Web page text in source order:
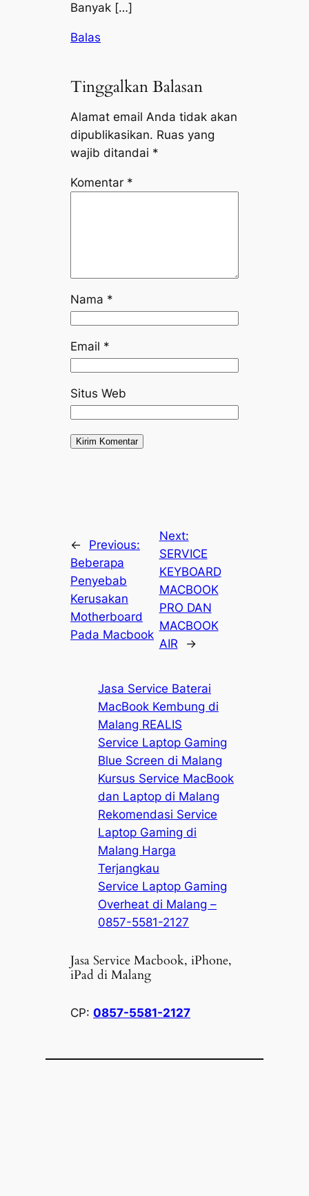
Banyak […]
Balas
Tinggalkan Balasan
Alamat email Anda tidak akan
dipublikasikan. Ruas yang
wajib ditandai *
Komentar *
Nama *
Email *
Situs Web
←
Previous:
Beberapa
Penyebab
Kerusakan
Motherboard
Pada Macbook
Next:
SERVICE
KEYBOARD
MACBOOK
PRO DAN
MACBOOK
AIR
→
Jasa Service Baterai
MacBook Kembung di
Malang REALIS
Service Laptop Gaming
Blue Screen di Malang
Kursus Service MacBook
dan Laptop di Malang
Rekomendasi Service
Laptop Gaming di
Malang Harga
Terjangkau
Service Laptop Gaming
Overheat di Malang –
0857-5581-2127
Jasa Service Macbook, iPhone,
iPad di Malang
CP:0857-5581-2127